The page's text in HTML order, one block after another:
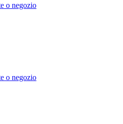
o negozio
o negozio